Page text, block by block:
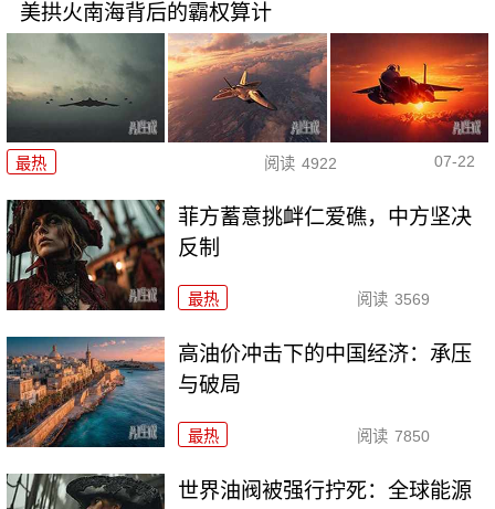
美拱火南海背后的霸权算计
最热 阅读 4922 07-22
菲方蓄意挑衅仁爱礁，中方坚决
反制
最热 阅读 3569
高油价冲击下的中国经济：承压
与破局
最热 阅读 7850
世界油阀被强行拧死：全球能源